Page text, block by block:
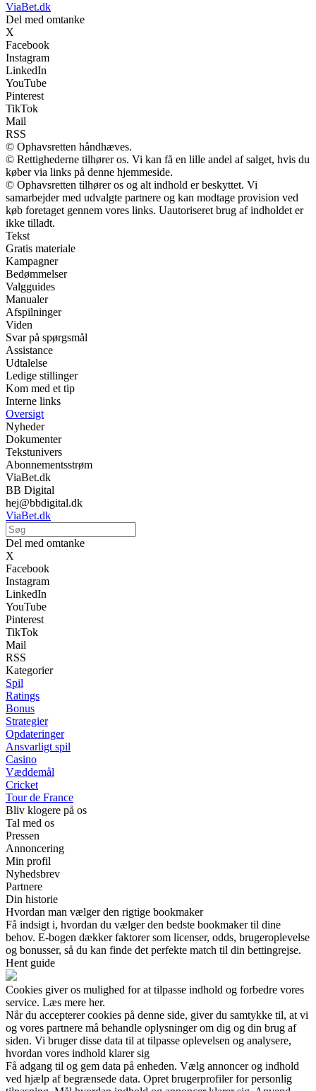
ViaBet.dk
Del med omtanke
X
Facebook
Instagram
LinkedIn
YouTube
Pinterest
TikTok
Mail
RSS
© Ophavsretten håndhæves.
© Rettighederne tilhører os. Vi kan få en lille andel af salget, hvis du
køber via links på denne hjemmeside.
© Ophavsretten tilhører os og alt indhold er beskyttet. Vi
samarbejder med udvalgte partnere og kan modtage provision ved
køb foretaget gennem vores links. Uautoriseret brug af indholdet er
ikke tilladt.
Tekst
Gratis materiale
Kampagner
Bedømmelser
Valgguides
Manualer
Afspilninger
Viden
Svar på spørgsmål
Assistance
Udtalelse
Ledige stillinger
Kom med et tip
Interne links
Oversigt
Nyheder
Dokumenter
Tekstunivers
Abonnementsstrøm
ViaBet.dk
BB Digital
hej@bbdigital.dk
ViaBet.dk
Del med omtanke
X
Facebook
Instagram
LinkedIn
YouTube
Pinterest
TikTok
Mail
RSS
Kategorier
Spil
Ratings
Bonus
Strategier
Opdateringer
Ansvarligt spil
Casino
Væddemål
Cricket
Tour de France
Bliv klogere på os
Tal med os
Pressen
Annoncering
Min profil
Nyhedsbrev
Partnere
Din historie
Hvordan man vælger den rigtige bookmaker
Få indsigt i, hvordan du vælger den bedste bookmaker til dine
behov. E-bogen dækker faktorer som licenser, odds, brugeroplevelse
og bonusser, så du kan finde det perfekte match til din bettingrejse.
Hent guide
Cookies giver os mulighed for at tilpasse indhold og forbedre vores
service. Læs mere her.
Når du accepterer cookies på denne side, giver du samtykke til, at vi
og vores partnere må behandle oplysninger om dig og din brug af
siden. Vi bruger disse data til at tilpasse oplevelsen og analysere,
hvordan vores indhold klarer sig
Få adgang til og gem data på enheden. Vælg annoncer og indhold
ved hjælp af begrænsede data. Opret brugerprofiler for personlig